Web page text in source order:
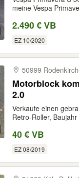
meine Vespa
2.490 € VB
EZ 10/2020
50999
Motorblock
2.0
Verkaufe einen
Retro-Roller,
40 € VB
EZ 08/2019